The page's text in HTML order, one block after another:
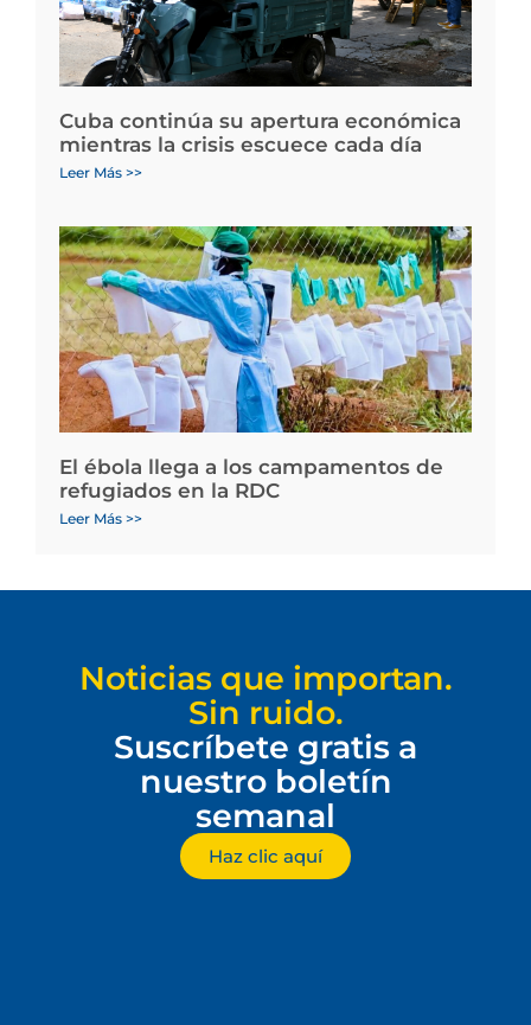
Cuba continúa su apertura económica
mientras la crisis escuece cada día
Leer Más >>
El ébola llega a los campamentos de
refugiados en la RDC
Leer Más >>
Noticias que importan.
Sin ruido.
Suscríbete gratis a
nuestro boletín
semanal
Haz clic aquí